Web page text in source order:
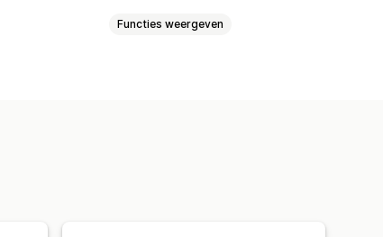
Functies weergeven